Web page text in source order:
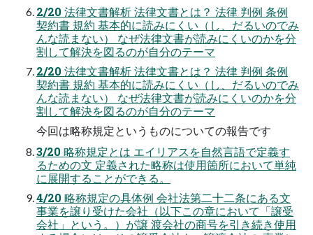
2/20 法律文書解析 法律文書とは？ 法律 判例 条例
契約書 規約 基本的に読みにくい（し、だるいのでみ
んな読まない） なぜ法律文書が読みにくいのかを分
割して解決を図るのが自分のテーマ
2/20 法律文書解析 法律文書とは？ 法律 判例 条例
契約書 規約 基本的に読みにくい（し、だるいのでみ
んな読まない） なぜ法律文書が読みにくいのかを分
割して解決を図るのが自分のテーマ
今回は略称規定というものについての報告です
3/20 略称規定とは エイリアスを自然言語で定義す
るための文 定義された略称は使用箇所において単純
に展開することができる。
4/20 略称規定の具体例 会社法第二十二条にある文
事業を譲り受けた会社（以下この章において「譲受
会社」という。）が譲 渡会社の商号を引き続き使用